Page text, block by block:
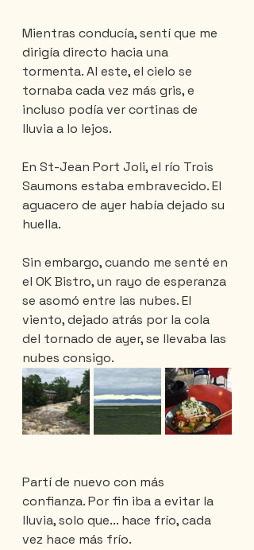
Mientras conducía, sentí que me
dirigía directo hacia una
tormenta. Al este, el cielo se
tornaba cada vez más gris, e
incluso podía ver cortinas de
lluvia a lo lejos.
En St-Jean Port Joli, el río Trois
Saumons estaba embravecido. El
aguacero de ayer había dejado su
huella.
Sin embargo, cuando me senté en
el OK Bistro, un rayo de esperanza
se asomó entre las nubes. El
viento, dejado atrás por la cola
del tornado de ayer, se llevaba las
nubes consigo.
Partí de nuevo con más
confianza. Por fin iba a evitar la
lluvia, solo que... hace frío, cada
vez hace más frío.